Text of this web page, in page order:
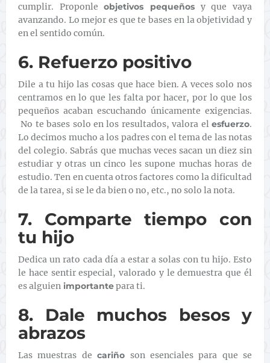
cumplir. Proponleobjetivos pequeños y que vaya
avanzando. Lo mejor es que te bases en la objetividad y
en el sentido común.
6. Refuerzo positivo
Dile a tu hijo las cosas que hace bien. A veces solo nos
centramos en lo que les falta por hacer, por lo que los
pequeños acaban escuchando únicamente exigencias.
No te bases solo en los resultados, valora el esfuerzo.
Lo decimos mucho a los padres con el tema de las notas
del colegio. Sabrás que muchas veces sacan un diez sin
estudiar y otras un cinco les supone muchas horas de
estudio. Ten en cuenta otros factores como la dificultad
de la tarea, si se le da bien o no, etc., no solo la nota.
7. Comparte tiempo con
tu hijo
Dedica un rato cada día a estar a solas con tu hijo. Esto
le hace sentir especial, valorado y le demuestra que él
es alguien importantepara ti.
8. Dale muchos besos y
abrazos
Las muestras decariño son esenciales para que se